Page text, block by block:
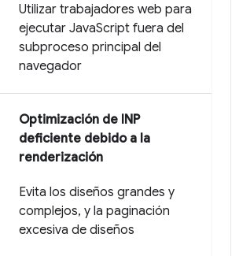
Utilizar trabajadores web para
ejecutar JavaScript fuera del
subproceso principal del
navegador
Optimización de INP
deficiente debido a la
renderización
Evita los diseños grandes y
complejos, y la paginación
excesiva de diseños